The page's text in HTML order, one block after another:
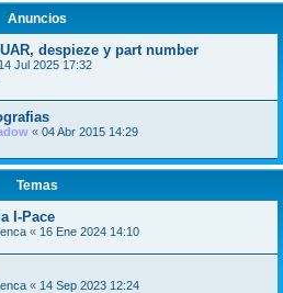
Anuncios
despieze y part number
14 Jul 2025 17:32
« 04 Abr 2015 14:29
Temas
I-Pace
« 16 Ene 2024 14:10
« 14 Sep 2023 12:24